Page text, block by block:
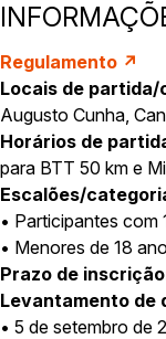
Regulamento ↗
Locais de partida/
Augusto Cunha,
Horários de
para BTT 50 km e
Escalões/
• Participantes com
• Menores de 18
Prazo de
Levantamento de
• 5 de setembro de